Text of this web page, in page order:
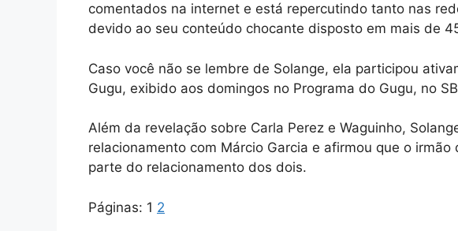
comentados na internet e está repercutindo tanto nas
devido ao seu conteúdo chocante disposto em mais de
Caso você não se lembre de Solange, ela participou
Gugu, exibido aos domingos no Programa do Gugu, no
Além da revelação sobre Carla Perez e Waguinho,
relacionamento com Márcio Garcia e afirmou que o
parte do relacionamento dos dois.
Páginas: 1 2